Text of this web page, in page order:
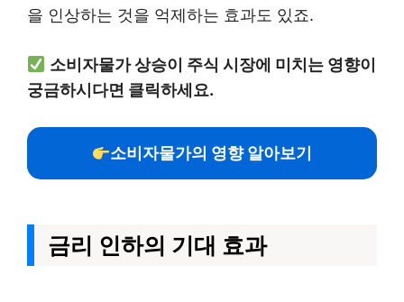
을 인상하는 것을 억제하는 효과도 있죠.
소비자물가 상승이 주식 시장에 미치는 영향이
궁금하시다면 클릭하세요.
소비자물가의 영향 알아보기
금리 인하의 기대 효과